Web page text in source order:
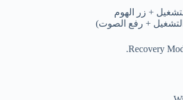
+ زر الهوم
+ رفع الصوت)